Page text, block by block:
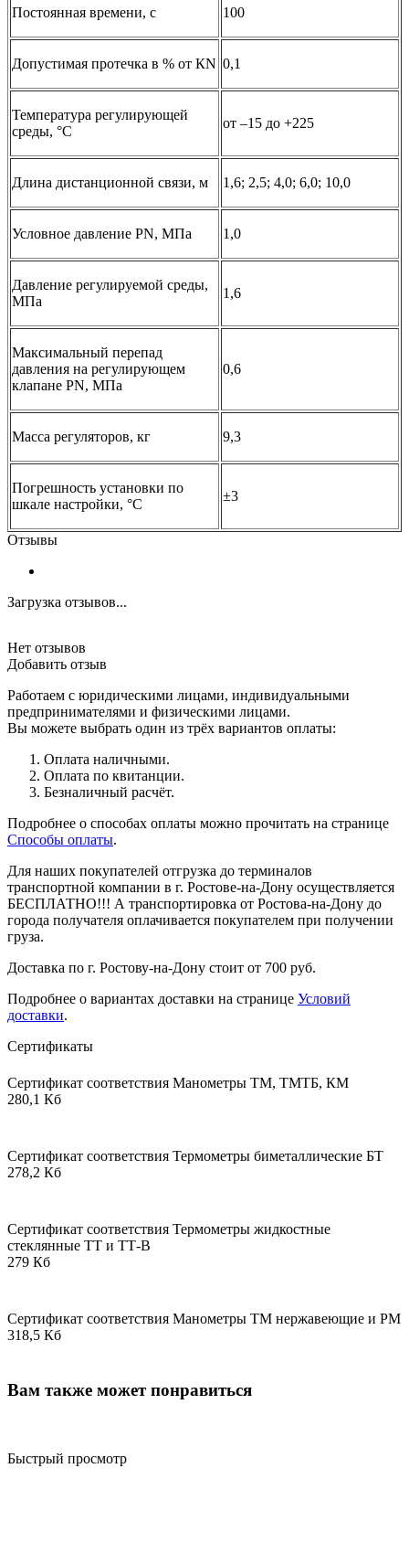
Постоянная времени, с 100
Допустимая протечка в % от КN 0,1
Температура регулирующей
среды, °C
от –15 до +225
Длина дистанционной связи, м 1,6; 2,5; 4,0; 6,0; 10,0
Условное давление PN, МПа 1,0
Давление регулируемой среды,
МПа
1,6
Максимальный перепад
давления на регулирующем
клапане PN, МПа
0,6
Масса регуляторов, кг 9,3
Погрешность установки по
шкале настройки, °С
±3
Отзывы
Загрузка отзывов...
Нет отзывов
Добавить отзыв
Работаем с юридическими лицами, индивидуальными
предпринимателями и физическими лицами.
Вы можете выбрать один из трёх вариантов оплаты:
Оплата наличными.
Оплата по квитанции.
Безналичный расчёт.
Подробнее о способах оплаты можно прочитать на странице
Способы оплаты.
Для наших покупателей отгрузка до терминалов
транспортной компании в г. Ростове-на-Дону осуществляется
БЕСПЛАТНО!!! А транспортировка от Ростова-на-Дону до
города получателя оплачивается покупателем при получении
груза.
Доставка по г. Ростову-на-Дону стоит от 700 руб.
Подробнее о вариантах доставки на странице Условий
доставки.
Сертификаты
Сертификат соответствия Манометры ТМ, ТМТБ, КМ
280,1 Кб
Сертификат соответствия Термометры биметаллические БТ
278,2 Кб
Сертификат соответствия Термометры жидкостные
стеклянные ТТ и ТТ-В
279 Кб
Сертификат соответствия Манометры ТМ нержавеющие и РМ
318,5 Кб
Вам также может понравиться
Быстрый просмотр